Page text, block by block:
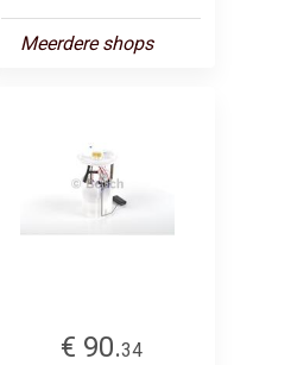
Meerdere shops
€ 90.34